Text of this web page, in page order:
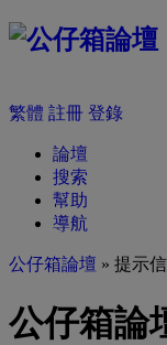
繁體 註冊 登錄
論壇
搜索
幫助
導航
公仔箱論壇 » 提示
公仔箱論